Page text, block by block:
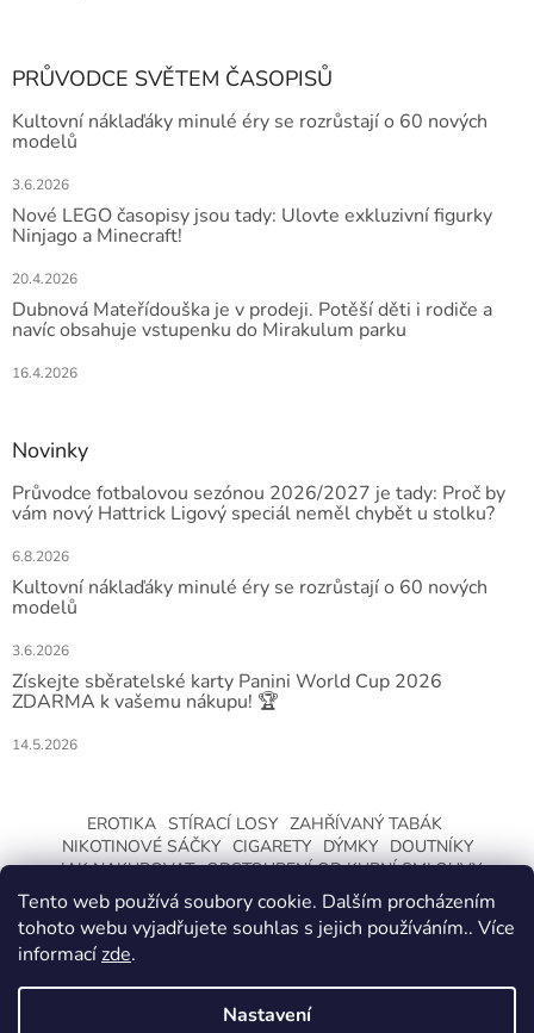
Tento web používá soubory cookie. Dalším procházením
tohoto webu vyjadřujete souhlas s jejich používáním.. Více
informacízde.
Nastavení
PRŮVODCE SVĚTEM ČASOPISŮ
Kultovní náklaďáky minulé éry se rozrůstají o 60 nových
modelů
3.6.2026
Nové LEGO časopisy jsou tady: Ulovte exkluzivní figurky
Ninjago a Minecraft!
20.4.2026
Dubnová Mateřídouška je v prodeji. Potěší děti i rodiče a
navíc obsahuje vstupenku do Mirakulum parku
16.4.2026
Novinky
Průvodce fotbalovou sezónou 2026/2027 je tady: Proč by
vám nový Hattrick Ligový speciál neměl chybět u stolku?
6.8.2026
Kultovní náklaďáky minulé éry se rozrůstají o 60 nových
modelů
3.6.2026
Získejte sběratelské karty Panini World Cup 2026
ZDARMA k vašemu nákupu! 🏆
14.5.2026
EROTIKA STÍRACÍ LOSY ZAHŘÍVANÝ TABÁK
NIKOTINOVÉ SÁČKY CIGARETY DÝMKY
DOUTNÍKY
JAK NAKUPOVAT ODSTOUPENÍ OD KUPNÍ SMLOUVY
Vytvořil Shoptet